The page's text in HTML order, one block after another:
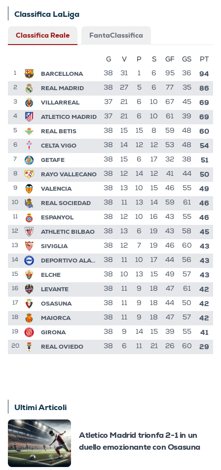
Classifica LaLiga
Classifica Reale FantaClassifica
G V P S GF GS PT
1 BARCELLONA 38 31 1 6 95 36 94
2 REAL MADRID 38 27 5 6 77 35 86
3 VILLARREAL 37 21 6 10 67 45 69
4 ATLETICO MADRID 37 21 6 10 61 39 69
5 REAL BETIS 38 15 15 8 59 48 60
6 CELTA VIGO 38 14 12 12 53 48 54
7 GETAFE 38 15 6 17 32 38 51
8 RAYO VALLECANO 38 12 14 12 41 44 50
9 VALENCIA 38 13 10 15 46 55 49
10 REAL SOCIEDAD 38 11 13 14 59 61 46
11 ESPANYOL 38 12 10 16 43 55 46
12 ATHLETIC BILBAO 38 13 6 19 43 58 45
13 SIVIGLIA 38 12 7 19 46 60 43
14 DEPORTIVO ALAVES 38 11 10 17 44 56 43
15 ELCHE 38 10 13 15 49 57 43
16 LEVANTE 38 11 9 18 47 61 42
17 OSASUNA 38 11 9 18 44 50 42
18 MAIORCA 38 11 9 18 47 57 42
19 GIRONA 38 9 14 15 39 55 41
20 REAL OVIEDO 38 6 11 21 26 60 29
Ultimi Articoli
Atletico Madrid trionfa 2-1 in un
duello emozionante con Osasuna